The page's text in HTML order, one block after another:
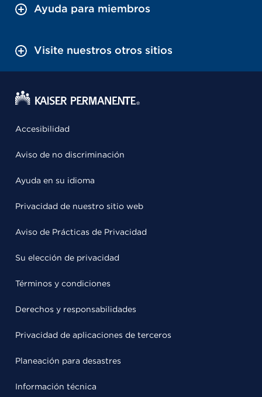
Ayuda para miembros
Visite nuestros otros sitios
Accesibilidad
Aviso de no discriminación
Ayuda en su idioma
Privacidad de nuestro sitio web
Aviso de Prácticas de Privacidad
Su elección de privacidad
Términos y condiciones
Derechos y responsabilidades
Privacidad de aplicaciones de terceros
Planeación para desastres
Información técnica